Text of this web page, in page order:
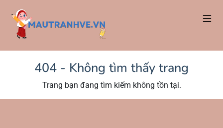
404 - Không tìm thấy trang
Trang bạn đang tìm kiếm không tồn tại.